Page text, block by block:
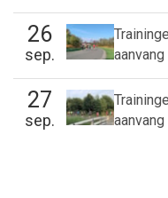
26
sep.
27
sep.